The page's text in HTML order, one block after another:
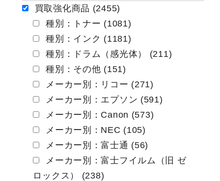
ー
買取強化商品 (2455)
種別：トナー (1081)
種別：インク (1181)
種別：ドラム（感光体） (211)
種別：その他 (151)
メーカー別：リコー (271)
メーカー別：エプソン (591)
メーカー別：Canon (573)
メーカー別：NEC (105)
メーカー別：富士通 (56)
メーカー別：富士フイルム（旧 ゼ
ロックス） (238)